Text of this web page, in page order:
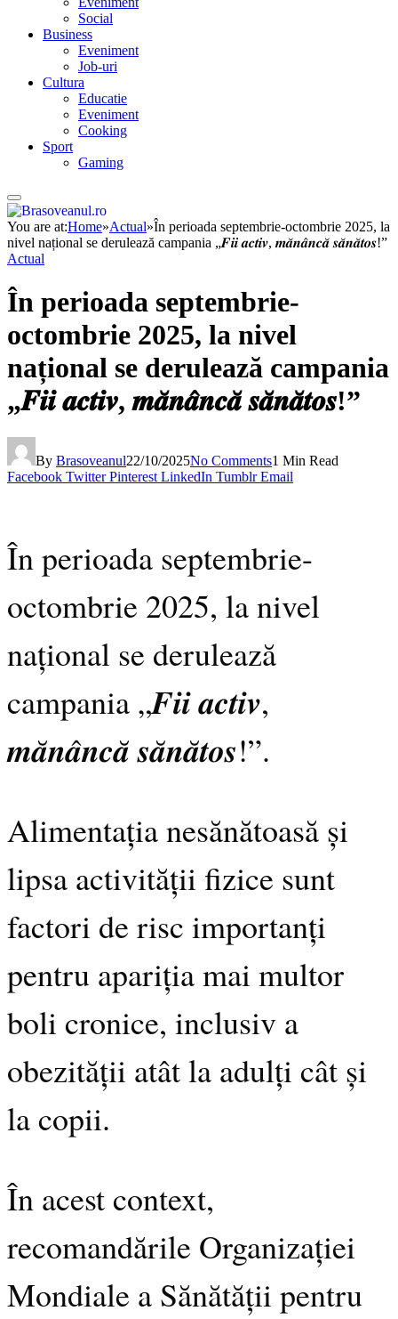
Social
Business
Eveniment
Job-uri
Cultura
Educatie
Eveniment
Cooking
Sport
Gaming
You are at:Home»Actual»În perioada septembrie-octombrie 2025, la
nivel național se derulează campania „𝑭𝒊𝒊 𝒂𝒄𝒕𝒊𝒗, 𝒎𝒂̆𝒏𝒂̂𝒏𝒄𝒂̆ 𝒔𝒂̆𝒏𝒂̆𝒕𝒐𝒔!”
Actual
În perioada septembrie-
octombrie 2025, la nivel
național se derulează campania
„𝑭𝒊𝒊 𝒂𝒄𝒕𝒊𝒗, 𝒎𝒂̆𝒏𝒂̂𝒏𝒄𝒂̆ 𝒔𝒂̆𝒏𝒂̆𝒕𝒐𝒔!”
By Brasoveanul22/10/2025No Comments1 Min Read
Facebook Twitter Pinterest LinkedIn Tumblr Email
În perioada septembrie-
octombrie 2025, la nivel
național se derulează
campania „𝑭𝒊𝒊 𝒂𝒄𝒕𝒊𝒗,
𝒎𝒂̆𝒏𝒂̂𝒏𝒄𝒂̆ 𝒔𝒂̆𝒏𝒂̆𝒕𝒐𝒔!”.
Alimentația nesănătoasă și
lipsa activității fizice sunt
factori de risc importanți
pentru apariția mai multor
boli cronice, inclusiv a
obezității atât la adulți cât și
la copii.
În acest context,
recomandările Organizației
Mondiale a Sănătății pentru